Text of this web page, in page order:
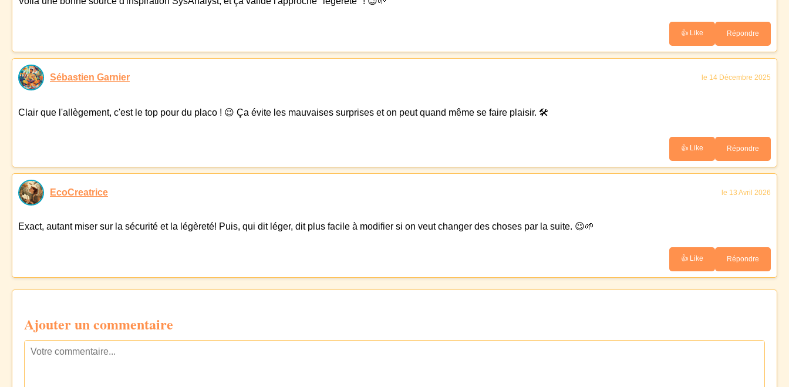
👍 Like Répondre
Sébastien Garnier le 14 Décembre 2025
Clair que l'allègement, c'est le top pour du placo ! 😉 Ça évite les mauvaises surprises et on peut quand même se faire plaisir. 🛠️
👍 Like Répondre
EcoCreatrice le 13 Avril 2026
Exact, autant miser sur la sécurité et la légèreté! Puis, qui dit léger, dit plus facile à modifier si on veut changer des choses par la suite. 😉🌱
👍 Like Répondre
Ajouter un commentaire